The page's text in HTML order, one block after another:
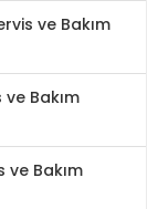
ve Bakım
Bakım
ve Bakım